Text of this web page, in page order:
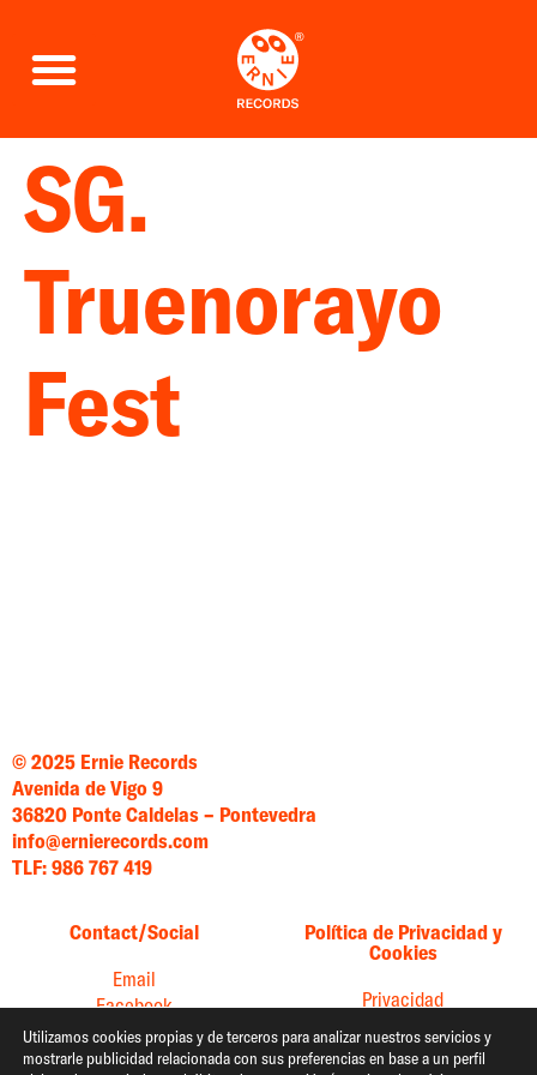
SG.
Truenorayo
Fest
© 2025 Ernie Records
Avenida de Vigo 9
36820 Ponte Caldelas – Pontevedra
info@ernierecords.com
TLF: 986 767 419
Contact/Social
Email
Facebook
Instagram
Política de Privacidad y
Cookies
Privacidad
Cookies
Utilizamos cookies propias y de terceros para analizar nuestros servicios y
mostrarle publicidad relacionada con sus preferencias en base a un perfil